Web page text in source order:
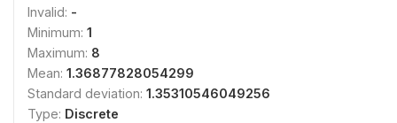
Invalid: -
Minimum: 1
Maximum: 8
Mean: 1.36877828054299
Standard deviation: 1.35310546049256
Type: Discrete